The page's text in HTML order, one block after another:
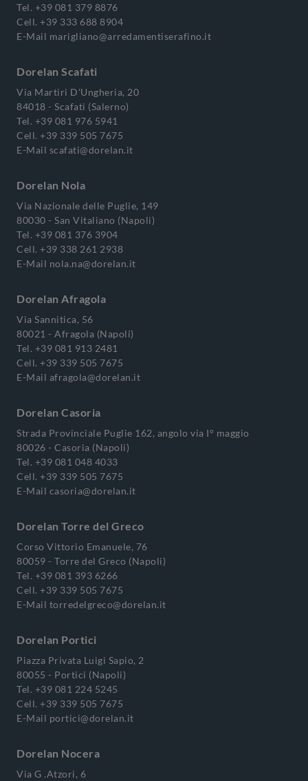
Tel. +39 081 379 8876
Cell. +39 333 688 8904
E-Mail marigliano@arredamentiserafino.it
Dorelan Scafati
Via Martiri D'Ungheria, 20
84018 - Scafati (Salerno)
Tel. +39 081 976 5941
Cell. +39 339 505 7675
E-Mail scafati@dorelan.it
Dorelan Nola
Via Nazionale delle Puglie, 149
80030 - San Vitaliano (Napoli)
Tel. +39 081 376 3904
Cell. +39 338 261 2938
E-Mail nola.na@dorelan.it
Dorelan Afragola
Via Sannitica, 56
80021 - Afragola (Napoli)
Tel. +39 081 913 2481
Cell. +39 339 505 7675
E-Mail afragola@dorelan.it
Dorelan Casoria
Strada Provinciale Puglie 162, angolo via I° maggio
80026 - Casoria (Napoli)
Tel. +39 081 048 4033
Cell. +39 339 505 7675
E-Mail casoria@dorelan.it
Dorelan Torre del Greco
Corso Vittorio Emanuele, 76
80059 - Torre del Greco (Napoli)
Tel. +39 081 393 6266
Cell. +39 339 505 7675
E-Mail torredelgreco@dorelan.it
Dorelan Portici
Piazza Privata Luigi Sapio, 2
80055 - Portici (Napoli)
Tel. +39 081 224 5245
Cell. +39 339 505 7675
E-Mail portici@dorelan.it
Dorelan Nocera
Via G .Atzori, 6